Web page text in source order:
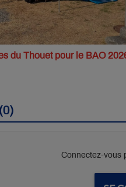
du Thouet pour le BAO
Connectez-vous